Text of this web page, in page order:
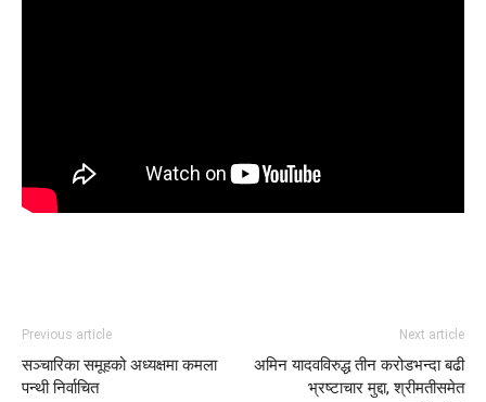
Previous article
सञ्चारिका समूहको अध्यक्षमा कमला
पन्थी निर्वाचित
Next article
अमिन यादवविरुद्ध तीन करोडभन्दा बढी
भ्रष्टाचार मुद्दा, श्रीमतीसमेत